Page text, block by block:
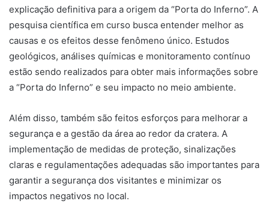
explicação definitiva para a origem da “Porta do Inferno”. A
pesquisa científica em curso busca entender melhor as
causas e os efeitos desse fenômeno único. Estudos
geológicos, análises químicas e monitoramento contínuo
estão sendo realizados para obter mais informações sobre
a “Porta do Inferno” e seu impacto no meio ambiente.
Além disso, também são feitos esforços para melhorar a
segurança e a gestão da área ao redor da cratera. A
implementação de medidas de proteção, sinalizações
claras e regulamentações adequadas são importantes para
garantir a segurança dos visitantes e minimizar os
impactos negativos no local.